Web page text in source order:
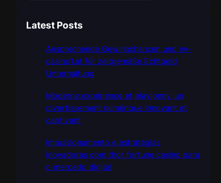
r
Latest Posts
Ansprechende Gewinnchancen und nv-
casino1.at für zeitgemäße Echtgeld
Unterhaltung
Moderne expérience et playjonny, un
divertissement numérique innovant et
captivant
Impulsionamento e estratégias
inovadoras com thor fortune casino para
o mercado digital